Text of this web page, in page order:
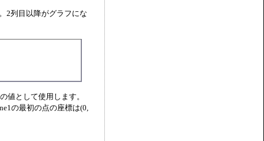
2列目以降がグラフにな
値として使用します。
の最初の点の座標は(0,